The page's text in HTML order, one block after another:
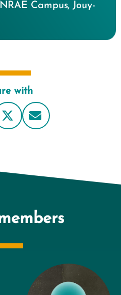
with
Campus,Jouy-